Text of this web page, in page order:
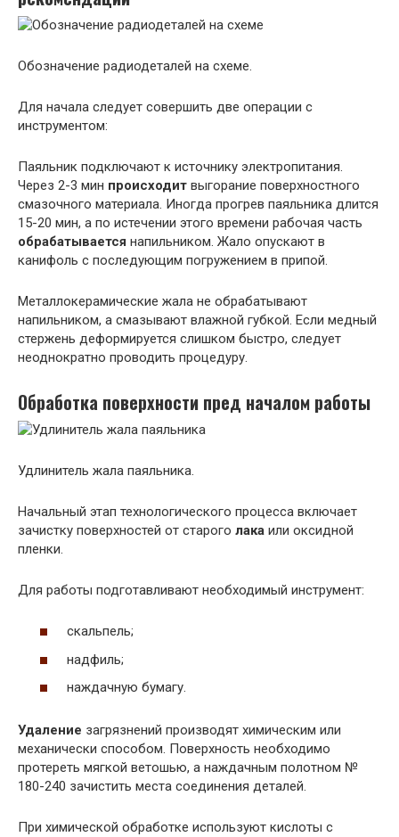
Обозначение радиодеталей на схеме.
Для начала следует совершить две операции с
инструментом:
Паяльник подключают к источнику электропитания.
Через 2-3 мин происходит выгорание поверхностного
смазочного материала. Иногда прогрев паяльника длится
15-20 мин, а по истечении этого времени рабочая часть
обрабатывается напильником. Жало опускают в
канифоль с последующим погружением в припой.
Металлокерамические жала не обрабатывают
напильником, а смазывают влажной губкой. Если медный
стержень деформируется слишком быстро, следует
неоднократно проводить процедуру.
Обработка поверхности пред началом работы
Удлинитель жала паяльника.
Начальный этап технологического процесса включает
зачистку поверхностей от старого лака или оксидной
пленки.
Для работы подготавливают необходимый инструмент:
скальпель;
надфиль;
наждачную бумагу.
Удаление загрязнений производят химическим или
механически способом. Поверхность необходимо
протереть мягкой ветошью, а наждачным полотном №
180-240 зачистить места соединения деталей.
При химической обработке используют кислоты с